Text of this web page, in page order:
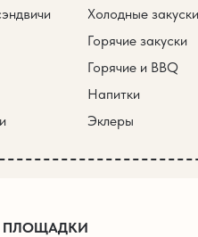
Холодные закуски
Горячие закуски
Горячие и BBQ
Напитки
Эклеры